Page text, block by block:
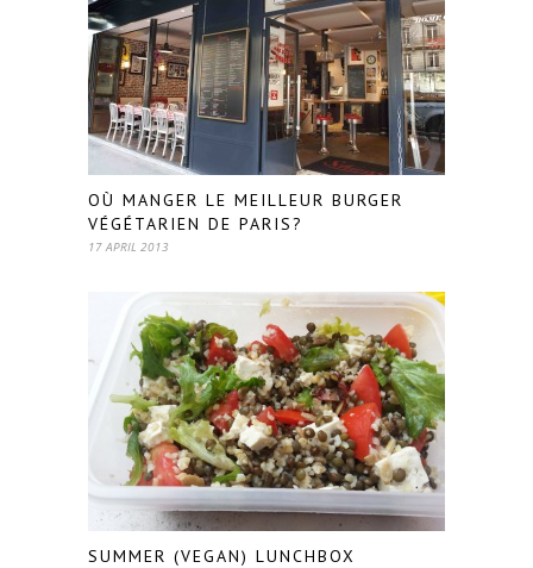
OÙ MANGER LE MEILLEUR BURGER
VÉGÉTARIEN DE PARIS?
17 APRIL 2013
SUMMER (VEGAN) LUNCHBOX